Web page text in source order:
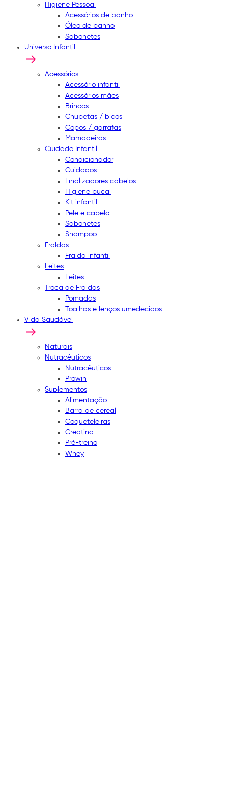
Higiene Pessoal
Acessórios de banho
Óleo de banho
Sabonetes
Universo Infantil
Acessórios
Acessório infantil
Acessórios mães
Brincos
Chupetas / bicos
Copos / garrafas
Mamadeiras
Cuidado Infantil
Condicionador
Cuidados
Finalizadores cabelos
Higiene bucal
Kit infantil
Pele e cabelo
Sabonetes
Shampoo
Fraldas
Fralda infantil
Leites
Leites
Troca de Fraldas
Pomadas
Toalhas e lenços umedecidos
Vida Saudável
Naturais
Nutracêuticos
Nutracêuticos
Prowin
Suplementos
Alimentação
Barra de cereal
Coqueteleiras
Creatina
Pré-treino
Whey